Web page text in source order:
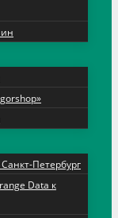
Петербург
Data к